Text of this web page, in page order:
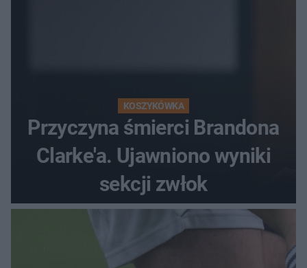
KOSZYKÓWKA
Przyczyna śmierci Brandona
Clarke'a. Ujawniono wyniki
sekcji zwłok